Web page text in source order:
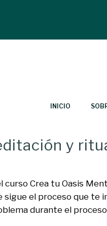
INICIO
y
curso Crea tu Oasis
sigue el proceso que te
durante el